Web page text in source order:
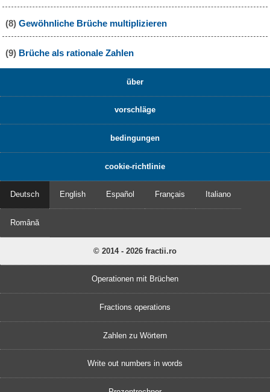
(8) Gewöhnliche Brüche multiplizieren
(9) Brüche als rationale Zahlen
über
vorschläge
bedingungen
cookie-richtlinie
Deutsch English Español Français Italiano
Română
© 2014 - 2026 fractii.ro
Operationen mit Brüchen
Fractions operations
Zahlen zu Wörtern
Write out numbers in words